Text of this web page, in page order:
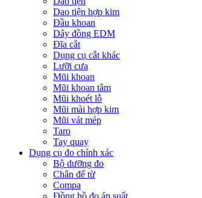
Dao tiện hợp kim
Đầu khoan
Dây đồng EDM
Đĩa cắt
Dụng cụ cắt khác
Lưỡi cưa
Mũi khoan
Mũi khoan tâm
Mũi khoét lỗ
Mũi mài hợp kim
Mũi vát mép
Taro
Tay quay
Dụng cụ đo chính xác
Bộ dưỡng đo
Chân đế từ
Compa
Đồng hồ đo áp suất